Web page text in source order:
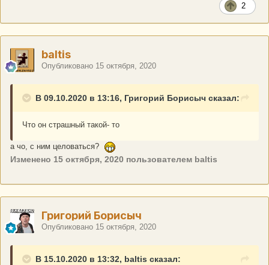
2
baltis
Опубликовано 15 октября, 2020
В 09.10.2020 в 13:16, Григорий Борисыч сказал:
Что он страшный такой- то
а чо, с ним целоваться?
Изменено 15 октября, 2020 пользователем baltis
Григорий Борисыч
Опубликовано 15 октября, 2020
В 15.10.2020 в 13:32, baltis сказал: